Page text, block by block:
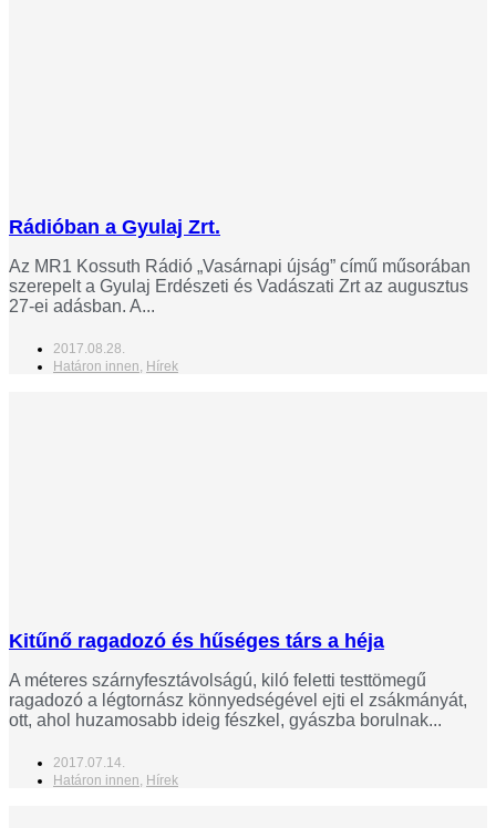
Rádióban a Gyulaj Zrt.
Az MR1 Kossuth Rádió „Vasárnapi újság” című műsorában
szerepelt a Gyulaj Erdészeti és Vadászati Zrt az augusztus
27-ei adásban. A...
2017.08.28.
Határon innen Hírek
Kitűnő ragadozó és hűséges társ a héja
A méteres szárnyfesztávolságú, kiló feletti testtömegű
ragadozó a légtornász könnyedségével ejti el zsákmányát,
ott, ahol huzamosabb ideig fészkel, gyászba borulnak...
2017.07.14.
Határon innen Hírek